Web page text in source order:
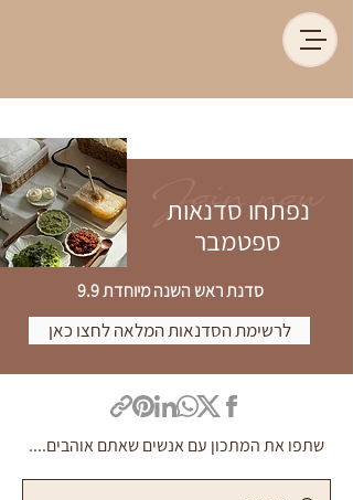
Join now
נפתחו סדנאות
ספטמבר
סדנת ראש השנה מיוחדת 9.9
לרשימת הסדנאות המלאה לחצו כאן
שתפו את המתכון עם אנשים שאתם אוהבים....